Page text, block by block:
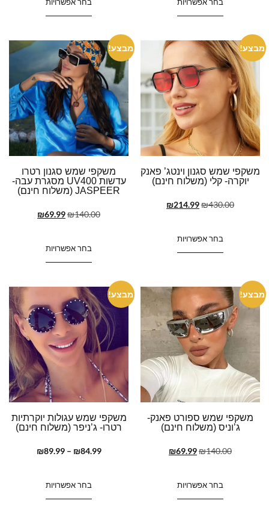
מבצע!
משקפי שמש סגנון וינטג’ פאנק
יוקרה- קלי (משלוח חינם)
₪430.00
₪214.99
בחר אפשרויות
מבצע!
משקפי שמש סגנון רטרו
עדשות UV400 מסגרת עבה-
JASPEER (משלוח חינם)
₪140.00
₪69.99
בחר אפשרויות
מבצע!
משקפי שמש ספורט פאנק-
ג’וניס (משלוח חינם)
₪140.00
₪69.99
בחר אפשרויות
מבצע!
משקפי שמש עגולות יוקרתיות
רטרו- ג’ניפר (משלוח חינם)
₪84.99
–
₪89.99
בחר אפשרויות